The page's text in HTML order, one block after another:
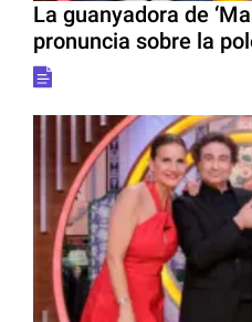
La guanyadora de
pronuncia sobre la